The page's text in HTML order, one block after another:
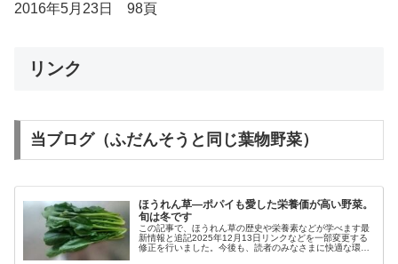
2016年5月23日 98頁
リンク
当ブログ（ふだんそうと同じ葉物野菜）
ほうれん草―ポパイも愛した栄養価が高い野菜。
旬は冬です
この記事で、ほうれん草の歴史や栄養素などが学べます最
新情報と追記2025年12月13日リンクなどを一部変更する
修正を行いました。今後も、読者のみなさまに快適な環境